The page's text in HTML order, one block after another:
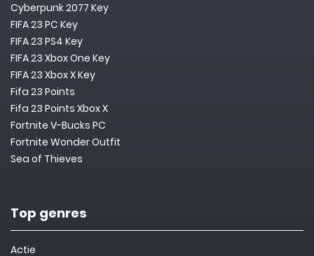
Cyberpunk 2077 Key
FIFA 23 PC Key
FIFA 23 PS4 Key
FIFA 23 Xbox One Key
FIFA 23 Xbox X Key
Fifa 23 Points
Fifa 23 Points Xbox X
Fortnite V-Bucks PC
Fortnite Wonder Outfit
Sea of Thieves
Top genres
Actie